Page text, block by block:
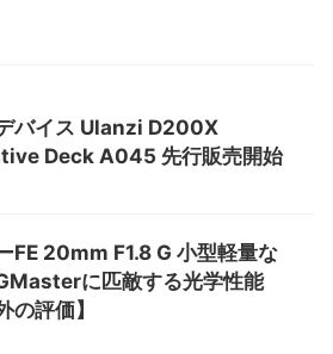
バイス Ulanzi D200X
Deck A045 先行販売開始
FE 20mm F1.8 G 小型軽量な
に匹敵する光学性能
の評価】